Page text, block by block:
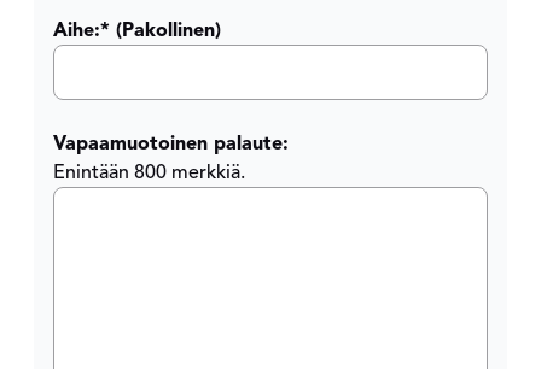
Aihe:* (Pakollinen)
Vapaamuotoinen palaute:
Enintään 800 merkkiä.